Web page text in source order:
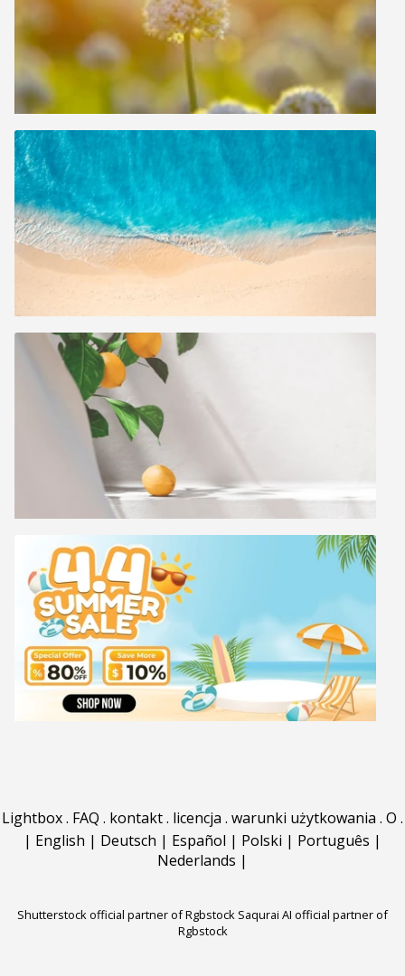
Lightbox. FAQ . kontakt. licencja . warunki użytkowania . O .
| English | Deutsch | Español | Polski | Português |
Nederlands |
Shutterstock official partner of Rgbstock Saqurai AI official partner of
Rgbstock